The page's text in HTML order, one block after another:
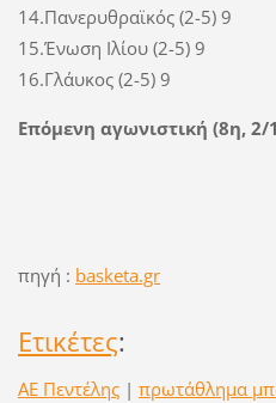
14.Πανερυθραϊκός (2-5) 9
15.Ένωση Ιλίου (2-5) 9
16.Γλάυκος (2-5) 9
Επόμενη αγωνιστική (8η, 2/
πηγή : basketa.gr
Ετικέτες:
ΑΕ Πεντέλης | πρωτάθλημα